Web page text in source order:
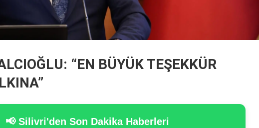
“EN BÜYÜK TEŞEKKÜR
📢 Silivri'den Son Dakika Haberleri